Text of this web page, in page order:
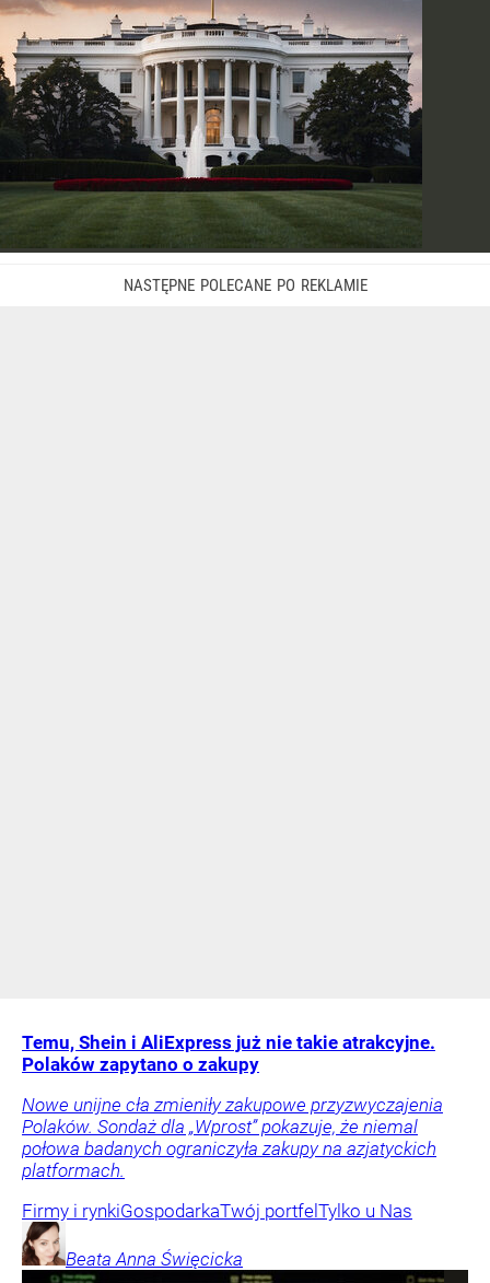
Temu, Shein i AliExpress już nie takie atrakcyjne.
Polaków zapytano o zakupy
Nowe unijne cła zmieniły zakupowe przyzwyczajenia
Polaków. Sondaż dla „Wprost” pokazuje, że niemal
połowa badanych ograniczyła zakupy na azjatyckich
platformach.
Firmy i rynkiGospodarkaTwój portfel Tylko u Nas
Beata Anna Święcicka